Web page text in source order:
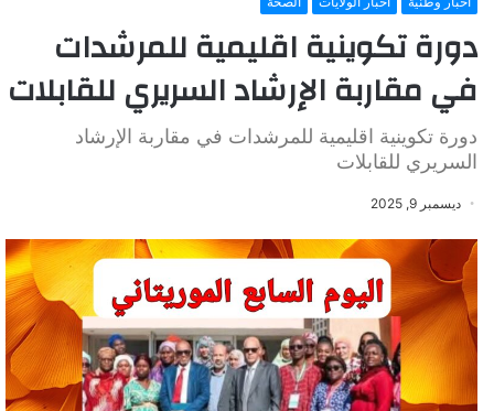
دورة تكوينية اقليمية للمرشدات
في مقاربة الإرشاد السريري للقابلات
دورة تكوينية اقليمية للمرشدات في مقاربة الإرشاد
السريري للقابلات
ديسمبر 9, 2025